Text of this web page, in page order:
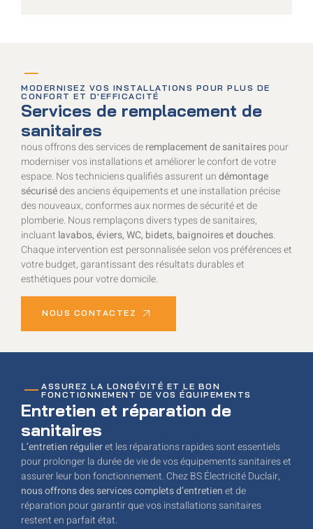
MODERNISEZ VOS INSTALLATIONS POUR PLUS DE
CONFORT ET D'EFFICACITÉ
Services de remplacement de
sanitaires
nous offrons des services deremplacement de sanitairespour
moderniser vos installations et améliorer le confort de votre
espace. Nos techniciens qualifiés assurent undémontage
sécurisédes anciens équipements et une installation précise
des nouveaux, conformes aux normes de sécurité et de
plomberie. Nous remplaçons divers types de sanitaires,
incluant lavabos, éviers, WC, bidets, baignoires et douches.
Chaque intervention est personnalisée selon vos préférences et
votre budget, garantissant des résultats durables et
esthétiques pour votre domicile.
NOUS CONTACTEZ
ASSUREZ LA LONGÉVITÉ ET LE BON
FONCTIONNEMENT DE VOS ÉQUIPEMENTS
Entretien et réparation de
sanitaires
L’entretien régulieret les réparations rapides sont essentiels
pour prolonger la durée de vie de vos équipements sanitaires et
assurer leur bon fonctionnement. Chez BS Électricité Duclair,
nous offrons des services complets d’entretienet de
réparation pour garantir que vos installations sanitaires
restent en parfait état.